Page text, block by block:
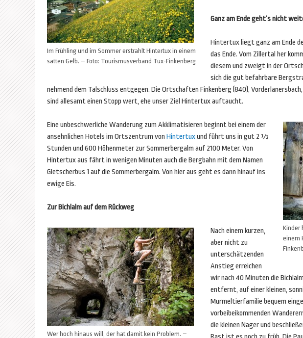
Im Frühling und im Sommer erstrahlt Hintertux in einem
satten Gelb. – Foto: Tourismusverband Tux-Finkenberg
Ganz am Ende geht’s nicht
Hintertux liegt ganz am Ende
das Ende. Vom Zillertal her
diesem und zweigt in der
sich die gut befahrbare
nehmend dem Talschluss entgegen. Die Ortschaften Finkenberg (840), Vorderlanersbach,
sind allesamt einen Stopp wert, ehe unser Ziel Hintertux auftaucht.
Kinder
einem
Eine unbeschwerliche Wanderung zum Akklimatisieren beginnt bei einem der
ansehnlichen Hotels im Ortszentrum von Hintertuxund führt uns in gut 2 ½
Stunden und 600 Höhenmeter zur Sommerbergalm auf 2100 Meter. Von
Hintertux aus fährt in wenigen Minuten auch die Bergbahn mit dem Namen
Gletscherbus 1 auf die Sommerbergalm. Von hier aus geht es dann hinauf ins
ewige Eis.
Zur Bichlalm auf dem Rückweg
Wer hoch hinaus will, der hat damit kein Problem. –
Nach einem kurzen,
aber nicht zu
unterschätzenden
Anstieg erreichen
wir nach 40 Minuten die
entfernt, auf einer kleinen,
Murmeltierfamilie bequem
vorbeibeikommenden
die kleinen Nager und